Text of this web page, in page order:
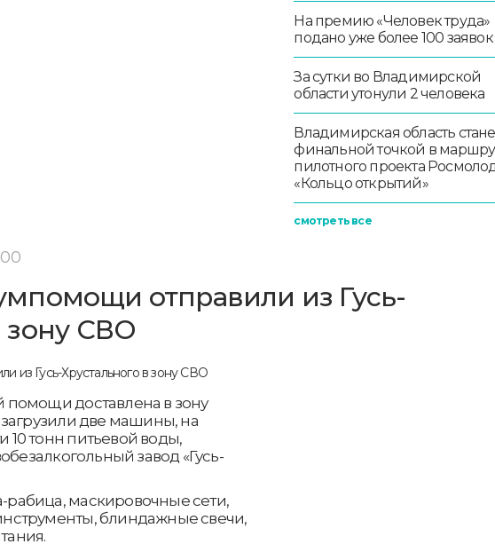
На премию «Человек труда»
подано уже более 100 заявок
За сутки во Владимирской
области утонули 2 человека
Владимирская область
финальной точкой в
пилотного проекта
«Кольцо открытий»
смотреть все
отправили из Гусь-
зону СВО
помощи доставлена в зону
две машины, на
10 тонн питьевой воды,
завод «Гусь-
рабица, маскировочные сети,
блиндажные свечи,